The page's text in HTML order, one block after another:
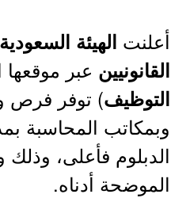
أعلنت الهيئة
القانونيين عبر موقعها
التوظيف) توفر فرص
وبمكاتب المحاسبة
الدبلوم فأعلى، وذلك
الموضحة أدناه.